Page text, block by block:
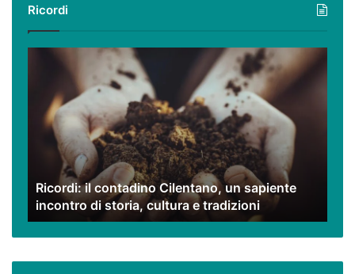
Ricordi
Ricordi:
Cilentano,
sapiente
incontro
storia,
cultura
e
tradizioni
Ricordi: il contadino Cilentano, un sapiente
incontro di storia, cultura e tradizioni